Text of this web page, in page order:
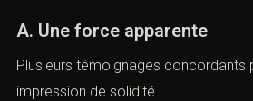
(Relaxe malgré plusieurs
témoignages
pénale)